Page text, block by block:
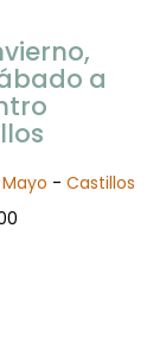
a
- Castillos